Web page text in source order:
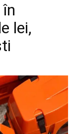
lei,